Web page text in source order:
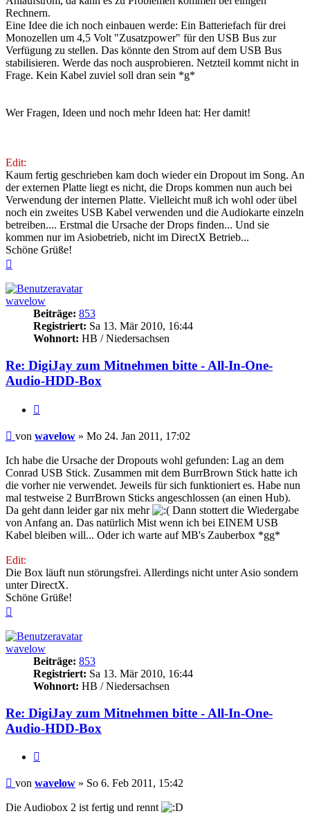
Rechnern.
Eine Idee die ich noch einbauen werde: Ein Batteriefach für drei
Monozellen um 4,5 Volt "Zusatzpower" für den USB Bus zur
Verfügung zu stellen. Das könnte den Strom auf dem USB Bus
stabilisieren. Werde das noch ausprobieren. Netzteil kommt nicht in
Frage. Kein Kabel zuviel soll dran sein *g*
Wer Fragen, Ideen und noch mehr Ideen hat: Her damit!
Edit:
Kaum fertig geschrieben kam doch wieder ein Dropout im Song. An
der externen Platte liegt es nicht, die Drops kommen nun auch bei
Verwendung der internen Platte. Vielleicht muß ich wohl oder übel
noch ein zweites USB Kabel verwenden und die Audiokarte einzeln
betreiben.... Erstmal die Ursache der Drops finden... Und sie
kommen nur im Asiobetrieb, nicht im DirectX Betrieb...
Schöne Grüße!
wavelow
Beiträge: 853
Registriert: Sa 13. Mär 2010, 16:44
Wohnort: HB / Niedersachsen
Re: DigiJay zum Mitnehmen bitte - All-In-One-
Audio-HDD-Box
Beitrag
von wavelow » Mo 24. Jan 2011, 17:02
Ich habe die Ursache der Dropouts wohl gefunden: Lag an dem
Conrad USB Stick. Zusammen mit dem BurrBrown Stick hatte ich
die vorher nie verwendet. Jeweils für sich funktioniert es. Habe nun
mal testweise 2 BurrBrown Sticks angeschlossen (an einen Hub).
Da geht dann leider gar nix mehr
Dann stottert die Wiedergabe
von Anfang an. Das natürlich Mist wenn ich bei EINEM USB
Kabel bleiben will... Oder ich warte auf MB's Zauberbox *gg*
Edit:
Die Box läuft nun störungsfrei. Allerdings nicht unter Asio sondern
unter DirectX.
Schöne Grüße!
wavelow
Beiträge: 853
Registriert: Sa 13. Mär 2010, 16:44
Wohnort: HB / Niedersachsen
Re: DigiJay zum Mitnehmen bitte - All-In-One-
Audio-HDD-Box
Beitrag
von wavelow » So 6. Feb 2011, 15:42
Die Audiobox 2 ist fertig und rennt